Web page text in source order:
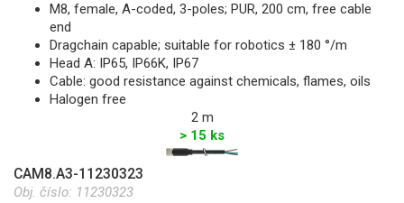
M8, female, A-coded, 3-poles; PUR, 200 cm, free cable
end
Dragchain capable; suitable for robotics ± 180 °/m
Head A: IP65, IP66K, IP67
Cable: good resistance against chemicals, flames, oils
Halogen free
2 m
> 15 ks
CAM8.A3-11230323
Obj. číslo: 11230323